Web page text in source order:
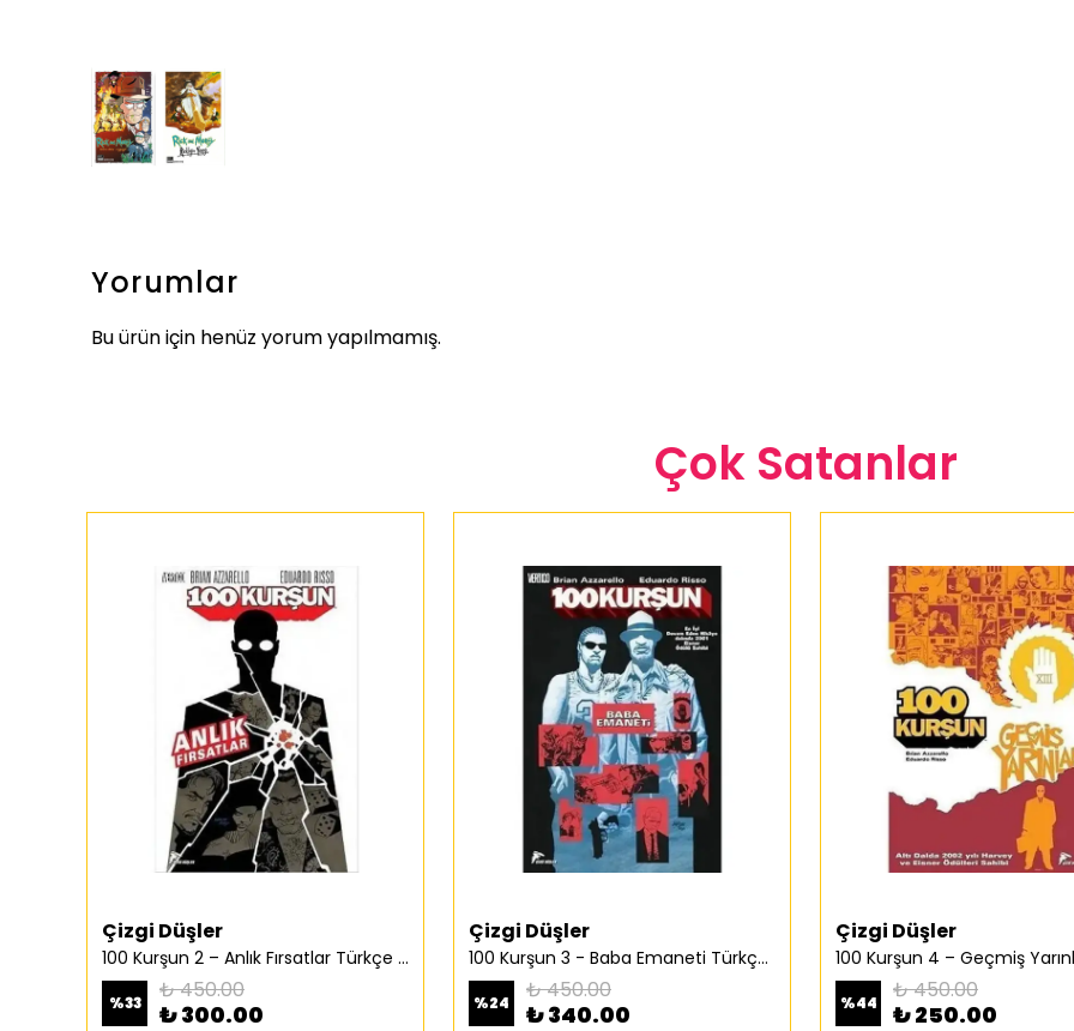
Yorumlar
Bu ürün için henüz yorum yapılmamış.
Çok Satanlar
Çizgi Düşler
100 Kurşun 2 – Anlık Fırsatlar Türkçe Çizgi Roman
%33 ₺ 450.00
₺ 300.00
Çizgi Düşler
100 Kurşun 3 - Baba Emaneti Türkçe Çizgi Roman
%24 ₺ 450.00
₺ 340.00
Çizgi Düşler
%44 ₺ 450.00
₺ 250.00